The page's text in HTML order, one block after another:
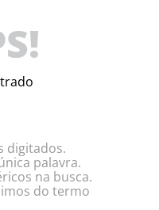
digitados.
palavra.
na busca.
do termo